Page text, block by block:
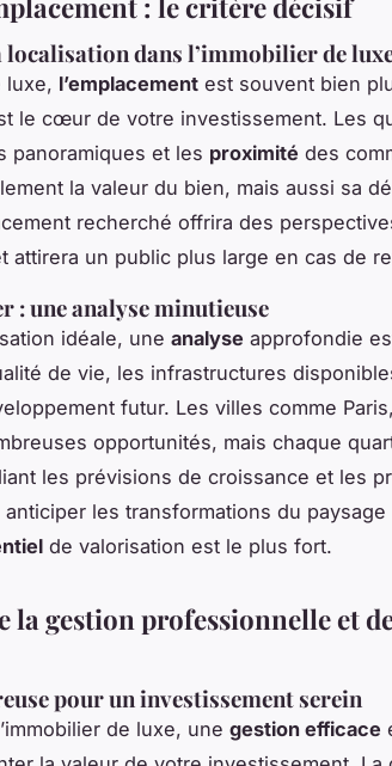
: le critère décisif
localisation dans l’immobilier de
luxe, l’emplacement est souvent bien
le cœur de votre investissement. Les
panoramiques et les proximité des
la valeur du bien, mais aussi sa
recherché offrira des
attirera un public plus large en cas de
: une analyse minutieuse
idéale, une analyse approfondie
de vie, les infrastructures
futur. Les villes comme
opportunités, mais chaque
les prévisions de croissance et les
les transformations du paysage
de valorisation est le plus fort.
la gestion professionnelle et
pour un investissement serein
de luxe, une gestion efficace